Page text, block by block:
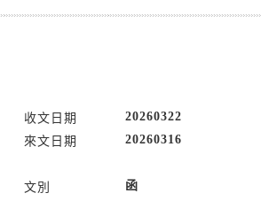
收文日期
20260322
來文日期
20260316
文別
函